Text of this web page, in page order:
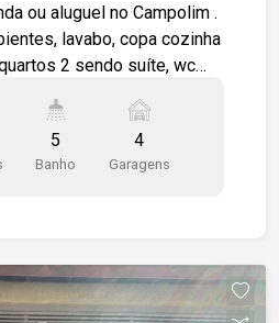
ou aluguel no Campolim .
lavabo, copa cozinha
2 sendo suíte, wc
300m², podendo ser
ambientes amplos e
a Avenida, pista de
5
Banho
4
Garagens